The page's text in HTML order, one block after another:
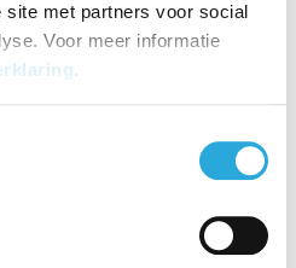
met partners voor social
Voor meer informatie
.
opbouwmodule 2x 23